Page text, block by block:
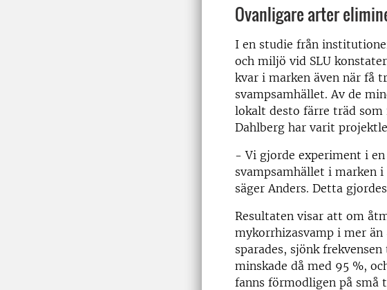
Ovanligare arter
I en studie från
och miljö vid SLU
kvar i marken även när få
svampsamhället. Av de
lokalt desto färre träd som
Dahlberg har varit
- Vi gjorde experiment i
svampsamhället i marken
säger Anders. Detta
Resultaten visar att om
mykorrhizasvamp i mer
sparades, sjönk
minskade då med 95 %,
fanns förmodligen på små